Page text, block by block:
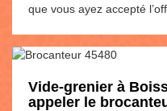
que vous ayez accepté
Vide-grenier à
appeler le